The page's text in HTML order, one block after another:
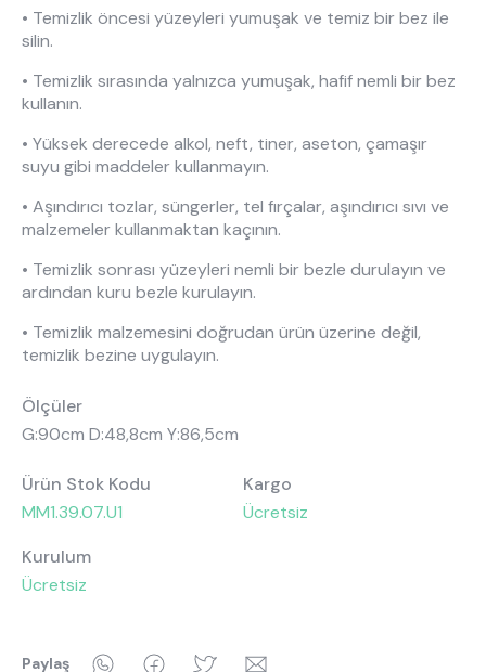
444 8 543
• Temizlik öncesi yüzeyleri yumuşak ve temiz bir bez ile
silin.
• Temizlik sırasında yalnızca yumuşak, hafif nemli bir bez
kullanın.
• Yüksek derecede alkol, neft, tiner, aseton, çamaşır
suyu gibi maddeler kullanmayın.
• Aşındırıcı tozlar, süngerler, tel fırçalar, aşındırıcı sıvı ve
malzemeler kullanmaktan kaçının.
• Temizlik sonrası yüzeyleri nemli bir bezle durulayın ve
ardından kuru bezle kurulayın.
• Temizlik malzemesini doğrudan ürün üzerine değil,
temizlik bezine uygulayın.
Ölçüler
G:90cm D:48,8cm Y:86,5cm
Ürün Stok Kodu
MM1.39.07.U1
Kargo
Ücretsiz
Kurulum
Ücretsiz
Paylaş WhatsAppFacebookTwitter